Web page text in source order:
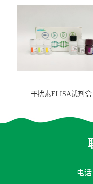
盒
干扰素ELISA试剂盒
电话